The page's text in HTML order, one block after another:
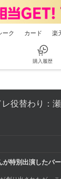
ーク カード 楽
購入履歴
レ役替わ
特別出演したバー